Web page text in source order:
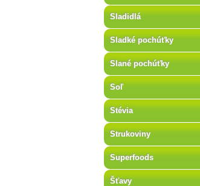
Sladidlá
Sladké pochúťky
Slané pochúťky
Soľ
Stévia
Strukoviny
Superfoods
Šťavy